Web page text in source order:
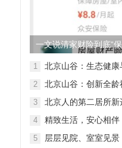
一文说清家财险到底“
1
北京山谷：生态健
2
北京山谷：创新全
3
北京人的第二居所
4
精致生活，安心相伴
5
层层见院、室室见